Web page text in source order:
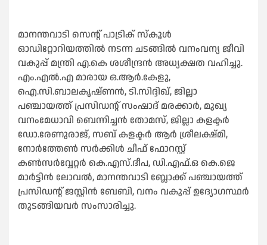
മാനന്തവാടി സെന്റ് പാട്രിക് സ്‌കൂള്‍
ഓഡിറ്റോറിയത്തില്‍ നടന്ന ചടങ്ങില്‍ വനംവന്യ ജീവി
വകുപ്പ് മന്ത്രി എ.കെ ശശീന്ദ്രന്‍ അധ്യക്ഷത വഹിച്ചു.
എം.എല്‍.എ മാരായ ഒ.ആര്‍.കേളു,
ഐ.സി.ബാലകൃഷ്ണന്‍, ടി.സിദ്ദിഖ്, ജില്ലാ
പഞ്ചായത്ത് പ്രസിഡന്റ് സംഷാദ് മരക്കാര്‍, മുഖ്യ
വനംമേധാവി ബെന്നിച്ചന്‍ തോമസ്, ജില്ലാ കളക്ടര്‍
ഡോ.രേണുരാജ്, സബ് കളക്ടര്‍ ആര്‍ ശ്രീലക്ഷ്മി,
നോര്‍ത്തേണ്‍ സര്‍ക്കിള്‍ ചീഫ് ഫോറസ്റ്റ്
കണ്‍സര്‍വ്വേറ്റര്‍ കെ.എസ്.ദീപ, ഡി.എഫ്.ഒ കെ.ജെ
മാര്‍ട്ടിന്‍ ലോവല്‍, മാനന്തവാടി ബ്ലോക്ക് പഞ്ചായത്ത്
പ്രസിഡന്റ് ജസ്റ്റിന്‍ ബേബി, വനം വകുപ്പ് ഉദ്യോഗസ്ഥര്‍
തുടങ്ങിയവര്‍ സംസാരിച്ചു.